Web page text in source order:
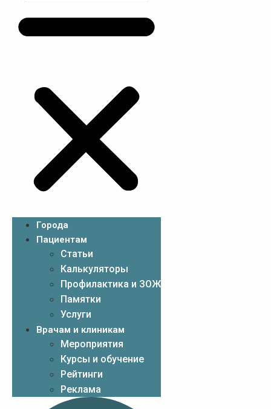
Города
Пациентам
Статьи
Калькуляторы
Профилактика и ЗОЖ
Памятки
Услуги
Врачам и клиникам
Мероприятия
Курсы и обучение
Рейтинги
Реклама